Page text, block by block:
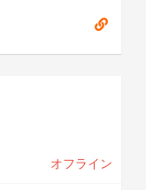
オフライン